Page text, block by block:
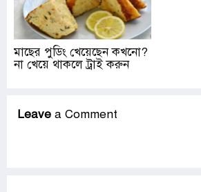
মাছের পুডিং খেয়েছেন কখনো?
না খেয়ে থাকলে ট্রাই করুন
Leave a Comment